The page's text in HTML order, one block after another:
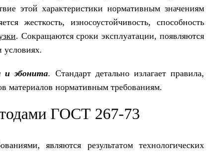
этой характеристики нормативным значениям
жесткость, износоустойчивость, способность
. Сокращаются сроки эксплуатации, появляются
условиях.
и эбонита. Стандарт детально излагает правила,
материалов нормативным требованиям.
ГОСТ 267-73
являются результатом технологических